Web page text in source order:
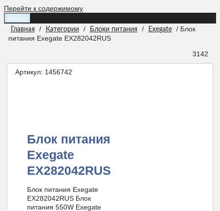
Перейти к содержимому
Меню
Главная / Категории / Блоки питания / Exegate
/ Блок
питания Exegate EX282042RUS
3142
Артикул: 1456742
Блок питания
Exegate
EX282042RUS
Блок питания Exegate
EX282042RUS Блок
питания 550W Exegate